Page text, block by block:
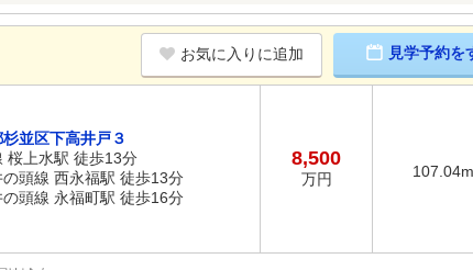
お気に入りに追加 見学予約を
並区下高井戸３
桜上水駅 徒歩13分
頭線 西永福駅 徒歩13分
頭線 永福町駅 徒歩16分
8,500
万円 107.04m